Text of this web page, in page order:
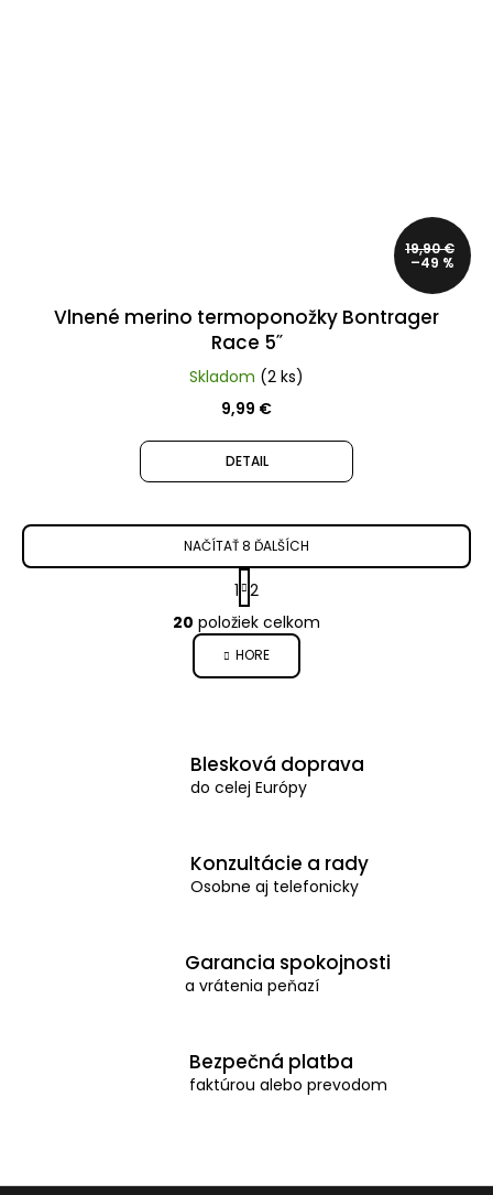
19,90 €
–49 %
Vlnené merino termoponožky Bontrager
Race 5˝
Skladom (2 ks)
9,99 €
DETAIL
O
v
l
a
c
e
p
v
k
v
ý
NAČÍTAŤ 8 ĎALŠÍCH
S
t
r
á
v
a
i
e
1 2
20 položiek celkom
HORE
Blesková doprava
do celej Európy
Konzultácie a rady
Osobne aj telefonicky
Garancia spokojnosti
a vrátenia peňazí
Bezpečná platba
faktúrou alebo prevodom